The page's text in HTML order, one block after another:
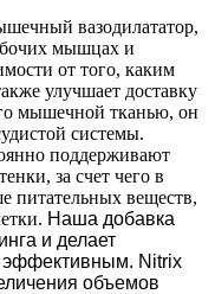
вазодилататор,
мышцах и
от того, каким
улучшает доставку
мышечной тканью, он
системы.
поддерживают
за счет чего в
питательных веществ,
Наша добавка
и делает
эффективным. Nitrix
объемов